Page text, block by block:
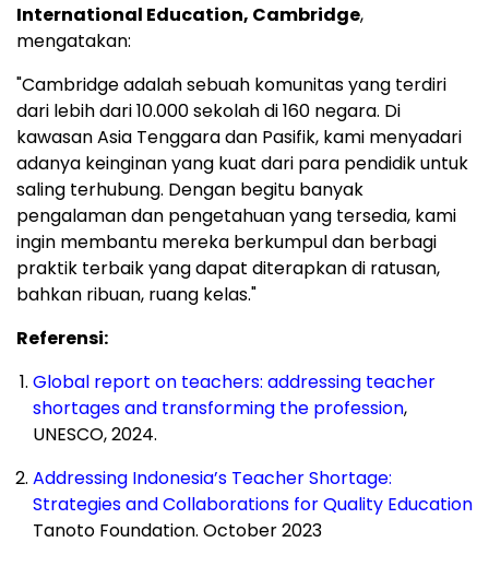
International Education, Cambridge,
mengatakan:
"Cambridgeadalah sebuah komunitas yang terdiri
dari lebih dari 10.000 sekolah di 160 negara. Di
kawasanAsia Tenggaradan Pasifik, kami menyadari
adanya keinginan yang kuat dari para pendidik untuk
saling terhubung. Dengan begitu banyak
pengalaman dan pengetahuan yang tersedia, kami
ingin membantu mereka berkumpul dan berbagi
praktik terbaik yang dapat diterapkan di ratusan,
bahkan ribuan, ruang kelas."
Referensi:
Global report on teachers: addressing teacher
shortages and transforming the profession,
UNESCO, 2024.
Addressing Indonesia’s Teacher Shortage:
Strategies and Collaborations for Quality Education
Tanoto Foundation. October 2023